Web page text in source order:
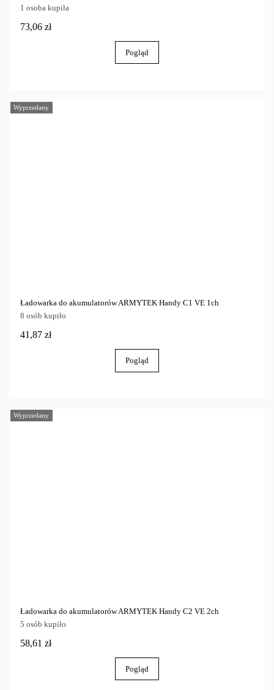
1 osoba kupiła
73,06 zł
Pogląd
Wyprzedany
Ładowarka do akumulatorów ARMYTEK Handy C1 VE 1ch
8 osób kupiło
41,87 zł
Pogląd
Wyprzedany
Ładowarka do akumulatorów ARMYTEK Handy C2 VE 2ch
5 osób kupiło
58,61 zł
Pogląd